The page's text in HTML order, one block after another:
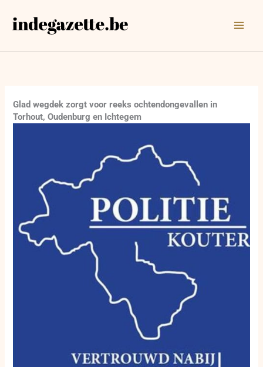
naar
Glad wegdek zorgt voor reeks ochtendongevallen in
Torhout, Oudenburg en Ichtegem